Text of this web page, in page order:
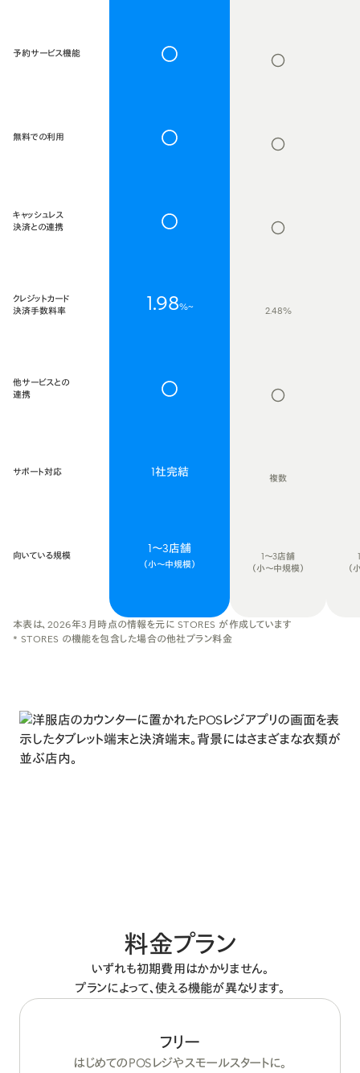
予約サービス機能
無料での利用
キャッシュレス
決済との連携
クレジットカード
決済手数料率
他サービスとの
連携
サポート対応
向いている規模
1.98%~
1社完結
1〜3店舗
（小〜中規模）
2.48%
複数
1〜3店舗
（小〜中規模）
（
本表は、2026年3月時点の情報を元に STORES が作成しています
* STORES の機能を包含した場合の他社プラン料金
料金プラン
いずれも初期費用はかかりません。
プランによって、使える機能が異なります。
フリー
はじめてのPOSレジやスモールスタートに。